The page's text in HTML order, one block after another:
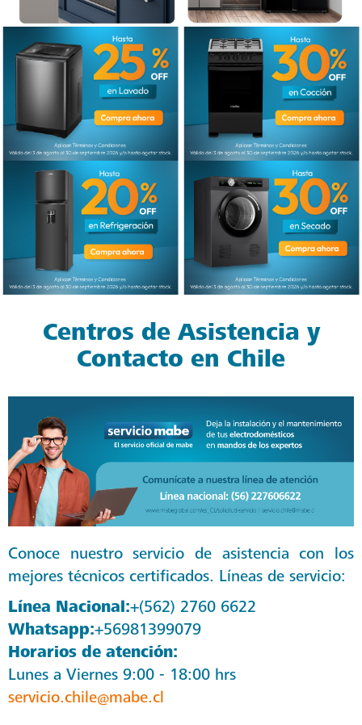
Centros de Asistencia y
Contacto en Chile
Conoce nuestro servicio de asistencia con los
mejores técnicos certificados. Líneas de servicio:
Línea Nacional:+(562) 2760 6622
Whatsapp:+56981399079
Horarios de atención:
Lunes a Viernes 9:00 - 18:00 hrs
servicio.chile@mabe.cl